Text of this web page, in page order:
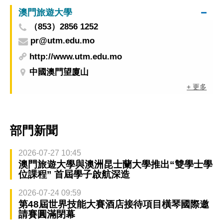
澳門旅遊大學
（853）2856 1252
pr@utm.edu.mo
http://www.utm.edu.mo
中國澳門望廈山
+ 更多
部門新聞
2026-07-27 10:45
澳門旅遊大學與澳洲昆士蘭大學推出“雙學士學
位課程” 首屆學子啟航深造
2026-07-24 09:59
第48屆世界技能大賽酒店接待項目橫琴國際邀
請賽圓滿閉幕